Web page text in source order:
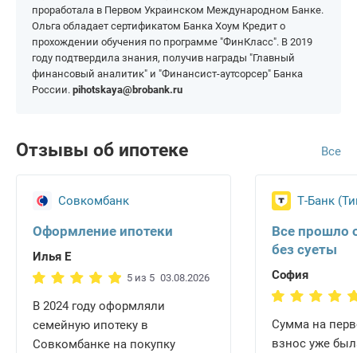
проработала в Первом Украинском Международном Банке.
Ольга обладает сертификатом Банка Хоум Кредит о
прохождении обучения по программе "ФинКласс". В 2019
году подтвердила знания, получив награды "Главный
финансовый аналитик" и "Финансист-аутсорсер" Банка
России. pihotskaya@brobank.ru
Отзывы об ипотеке Все
Совкомбанк
Оформление ипотеки
Илья Е
5 из 5 03.08.2026
В 2024 году оформляли
семейную ипотеку в
Совкомбанке на покупку
Т-Банк
Все прошло
без суеты
София
Сумма на
взнос уже